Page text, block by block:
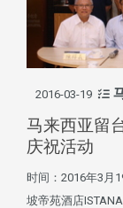
2016-03-19
马来西亚留
庆祝活动
时间：2016年3月
坡帝苑酒店